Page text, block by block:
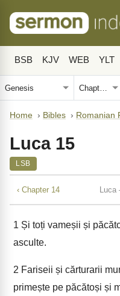
BSB KJV WEB YLT
Home › Bibles › Romanian
Luca 15
LSB
‹ Chapter 14 Luca
1 Și toți vameșii și
asculte.
2 Fariseii și cărturarii
primește pe păcătoși și